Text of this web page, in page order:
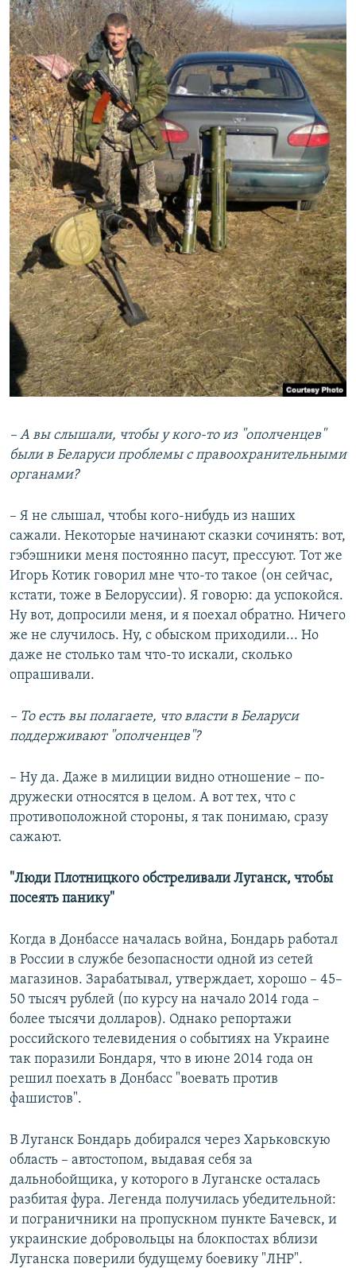
– А вы слышали, чтобы у кого-то из "ополченцев"
были в Беларуси проблемы с правоохранительными
органами?
– Я не слышал, чтобы кого-нибудь из наших
сажали. Некоторые начинают сказки сочинять: вот,
гэбэшники меня постоянно пасут, прессуют. Тот же
Игорь Котик говорил мне что-то такое (он сейчас,
кстати, тоже в Белоруссии). Я говорю: да успокойся.
Ну вот, допросили меня, и я поехал обратно. Ничего
же не случилось. Ну, с обыском приходили... Но
даже не столько там что-то искали, сколько
опрашивали.
– То есть вы полагаете, что власти в Беларуси
поддерживают "ополченцев"?
– Ну да. Даже в милиции видно отношение – по-
дружески относятся в целом. А вот тех, что с
противоположной стороны, я так понимаю, сразу
сажают.
"Люди Плотницкого обстреливали Луганск, чтобы
посеять панику"
Когда в Донбассе началась война, Бондарь работал
в России в службе безопасности одной из сетей
магазинов. Зарабатывал, утверждает, хорошо – 45–
50 тысяч рублей (по курсу на начало 2014 года –
более тысячи долларов). Однако репортажи
российского телевидения о событиях на Украине
так поразили Бондаря, что в июне 2014 года он
решил поехать в Донбасс "воевать против
фашистов".
В Луганск Бондарь добирался через Харьковскую
область – автостопом, выдавая себя за
дальнобойщика, у которого в Луганске осталась
разбитая фура. Легенда получилась убедительной:
и пограничники на пропускном пункте Бачевск, и
украинские добровольцы на блокпостах вблизи
Луганска поверили будущему боевику "ЛНР".